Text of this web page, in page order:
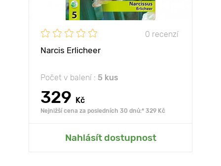
0 recenzí
Narcis Erlicheer
Počet v balení : 5 kus
329 Kč
Nejnižší cena za posledních 30 dnů:* 329 Kč
Nahlásít dostupnost